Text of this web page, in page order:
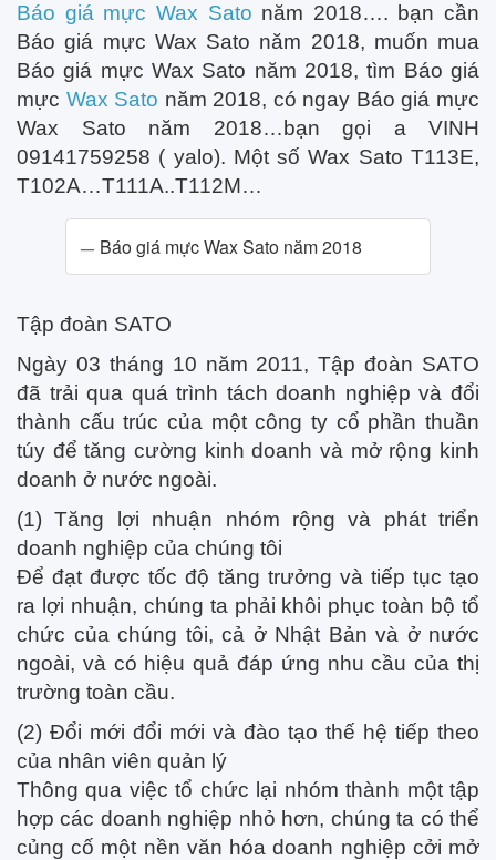
Báo giá mực Wax Sato năm 2018…. bạn cần
Báo giá mực Wax Sato năm 2018, muốn mua
Báo giá mực Wax Sato năm 2018, tìm Báo giá
mực Wax Sato năm 2018, có ngay Báo giá mực
Wax Sato năm 2018…bạn gọi a VINH
09141759258 ( yalo). Một số Wax Sato T113E,
T102A…T111A..T112M…
Báo giá mực Wax Sato năm 2018
Tập đoàn SATO
Ngày 03 tháng 10 năm 2011, Tập đoàn SATO
đã trải qua quá trình tách doanh nghiệp và đổi
thành cấu trúc của một công ty cổ phần thuần
túy để tăng cường kinh doanh và mở rộng kinh
doanh ở nước ngoài.
(1) Tăng lợi nhuận nhóm rộng và phát triển
doanh nghiệp của chúng tôi
Để đạt được tốc độ tăng trưởng và tiếp tục tạo
ra lợi nhuận, chúng ta phải khôi phục toàn bộ tổ
chức của chúng tôi, cả ở Nhật Bản và ở nước
ngoài, và có hiệu quả đáp ứng nhu cầu của thị
trường toàn cầu.
(2) Đổi mới đổi mới và đào tạo thế hệ tiếp theo
của nhân viên quản lý
Thông qua việc tổ chức lại nhóm thành một tập
hợp các doanh nghiệp nhỏ hơn, chúng ta có thể
củng cố một nền văn hóa doanh nghiệp cởi mở